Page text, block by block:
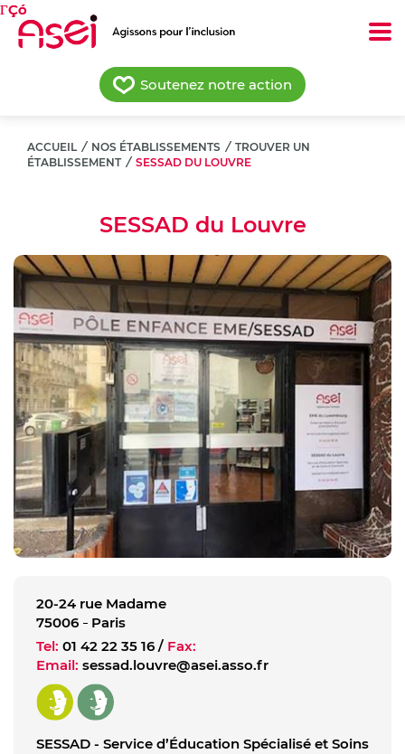
Aller
contenu
Soutenez notre action
ACCUEIL / NOS ÉTABLISSEMENTS / TROUVER UN
ÉTABLISSEMENT / SESSAD DU LOUVRE
SESSAD du Louvre
20-24 rue Madame
75006
Paris
Tel: 01 42 22 35 16 / Fax:
Email: sessad.louvre@asei.asso.fr
SESSAD - Service d’Éducation Spécialisé et Soins